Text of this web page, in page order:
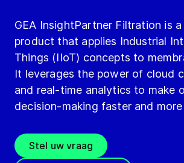
GEA InsightPartner Filtration is
product that applies Industrial
Things (IIoT) concepts to
It leverages the power of cloud
and real-time analytics to make
decision-making faster and
Stel uw vraag